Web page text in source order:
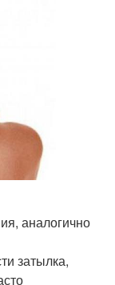
аналогично
затылка,